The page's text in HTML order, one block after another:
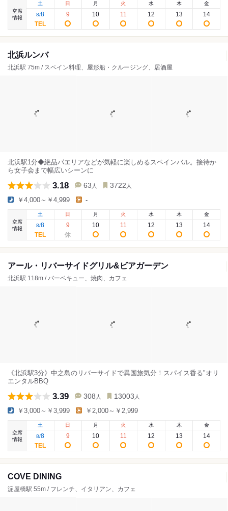
空席
情報
土
8/8
日
9
月
10
火
11
水
12
木
13
金
14
北浜ルンバ
北浜駅 75m / スペイン料理、屋形船・クルージング、居酒屋
北浜駅1分◆絶品パエリアなどが気軽に楽しめるスペインバル。接待か
ら女子会まで幅広いシーンに
3.18 63 人 3722 人
￥4,000～￥4,999 -
空席
情報
土
8/8
日
9
月
10
火
11
水
12
木
13
金
14
アール・リバーサイドグリル&ビアガーデン
北浜駅 118m / バーベキュー、焼肉、カフェ
《北浜駅3分》中之島のリバーサイドで異国旅気分！スパイス香る"オリ
エンタルBBQ
3.39 308 人 13003 人
￥3,000～￥3,999 ￥2,000～￥2,999
空席
情報
土
8/8
日
9
月
10
火
11
水
12
木
13
金
14
COVE DINING
淀屋橋駅 55m / フレンチ、イタリアン、カフェ